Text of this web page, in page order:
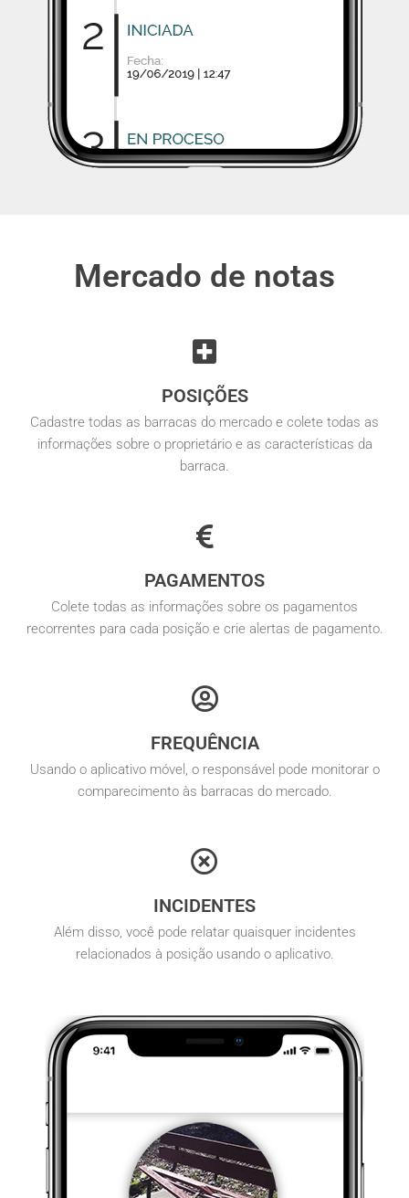
Mercado de notas
POSIÇÕES
Cadastre todas as barracas do mercado e colete todas as
informações sobre o proprietário e as características da
barraca.
PAGAMENTOS
Colete todas as informações sobre os pagamentos
recorrentes para cada posição e crie alertas de pagamento.
FREQUÊNCIA
Usando o aplicativo móvel, o responsável pode monitorar o
comparecimento às barracas do mercado.
INCIDENTES
Além disso, você pode relatar quaisquer incidentes
relacionados à posição usando o aplicativo.